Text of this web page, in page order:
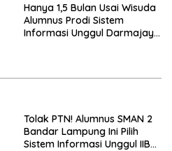
Hanya 1,5 Bulan Usai Wisuda
Alumnus Prodi Sistem
Informasi Unggul Darmajaya
Tolak PTN! Alumnus SMAN 2
Bandar Lampung Ini Pilih
Sistem Informasi Unggul IIB